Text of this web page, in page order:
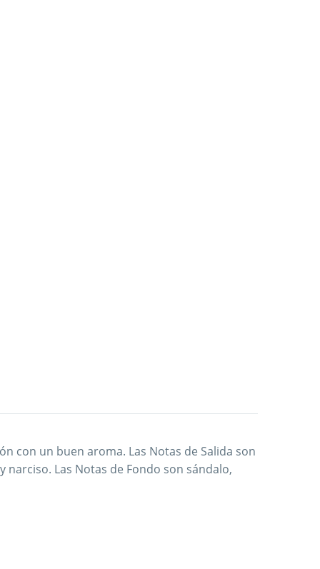
con un buen aroma. Las Notas de Salida son
Las Notas de Fondo son sándalo,